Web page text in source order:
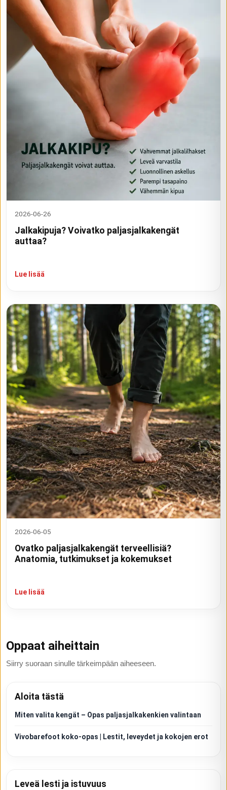
2026-06-26
Jalkakipuja? Voivatko paljasjalkakengät
auttaa?
Lue lisää
2026-06-05
Ovatko paljasjalkakengät terveellisiä?
Anatomia, tutkimukset ja kokemukset
Lue lisää
Oppaat aiheittain
Siirry suoraan sinulle tärkeimpään aiheeseen.
Aloita tästä
Miten valita kengät – Opas paljasjalkakenkien valintaan
Vivobarefoot koko-opas | Lestit, leveydet ja kokojen erot
Leveä lesti ja istuvuus